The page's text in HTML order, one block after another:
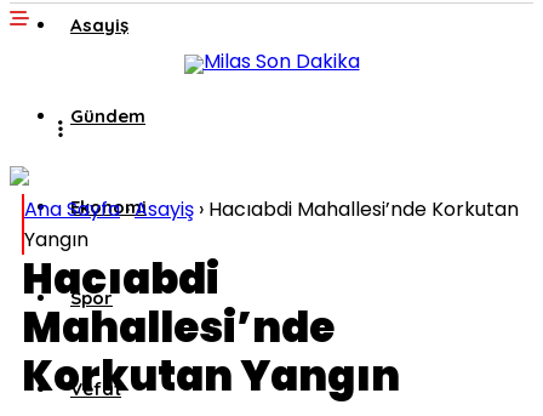
Asayiş
Gündem
Ekonomi
Spor
Vefat
Ana Sayfa›Asayiş › Hacıabdi Mahallesi’nde Korkutan
Yangın
Hacıabdi
Mahallesi’nde
Korkutan Yangın